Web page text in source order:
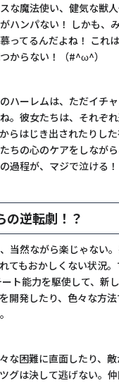
な魔法使い、健気な獣
ハンパない！ しかも、
ってるんだよね！ これ
からない！（#^ω^）
ハーレムは、ただイチ
。彼女たちは、それぞ
らはじき出されたりし
ちの心のケアをしなが
過程が、マジで泣ける！
の逆転劇！？
当然ながら楽じゃない
てもおかしくない状況
ト能力を駆使して、新
開発したり、色々な方
な困難に直面したり、
グは決して逃げない。